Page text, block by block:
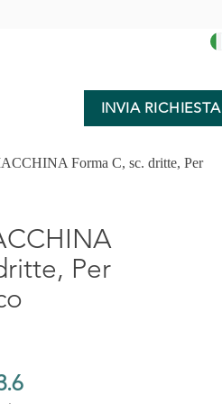
INVIA RICHIESTA
Forma C, sc. dritte, Per
Per